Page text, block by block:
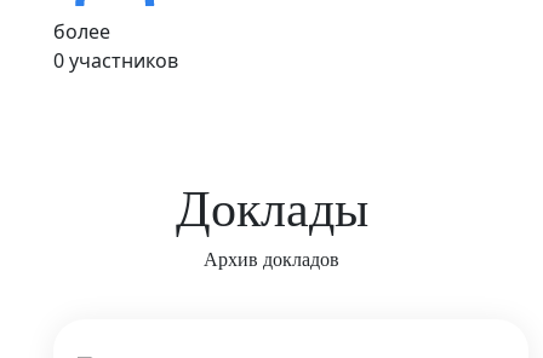
более
0участников
Доклады
Архив докладов